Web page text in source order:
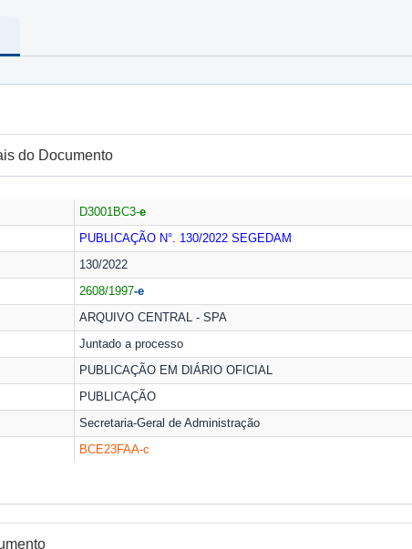
do Documento
D3001BC3-e
PUBLICAÇÃO N°. 130/2022 SEGEDAM
130/2022
2608/1997-e
ARQUIVO CENTRAL - SPA
Juntado a processo
PUBLICAÇÃO EM DIÁRIO OFICIAL
PUBLICAÇÃO
Secretaria-Geral de Administração
BCE23FAA-c